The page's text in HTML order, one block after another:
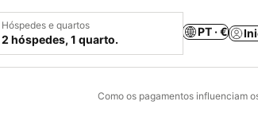
Hóspedes e quartos
2 hóspedes, 1 quarto.
PT · €
Como os pagamentos influenciam